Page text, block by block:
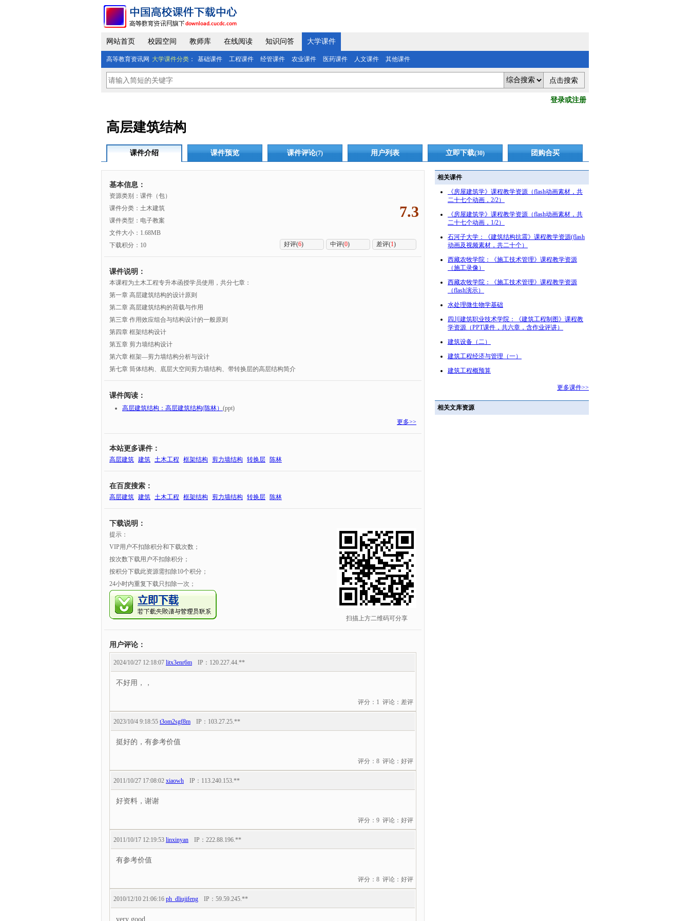
网站首页 校园空间 教师库 在线阅读 知识问答 大学课件
高等教育资讯网 大学课件分类 ： 基础课件 工程课件 经管课件 农业课件 医药课件 人文课件 其他课件
登录或注册
高层建筑结构
课件介绍 课件预览 课件评论(7) 用户列表 立即下载(30) 团购合买
7.3
基本信息：
资源类别：课件（包）
课件分类：土木建筑
课件类型：电子教案
文件大小：1.68MB
差评(1)
中评(0)
好评(6)
下载积分：10
课件说明：
本课程为土木工程专升本函授学员使用，共分七章：
第一章 高层建筑结构的设计原则
第二章 高层建筑结构的荷载与作用
第三章 作用效应组合与结构设计的一般原则
第四章 框架结构设计
第五章 剪力墙结构设计
第六章 框架—剪力墙结构分析与设计
第七章 筒体结构、底层大空间剪力墙结构、带转换层的高层结构简介
课件阅读：
高层建筑结构：高层建筑结构(陈林） (ppt)
更多>>
本站更多课件：
高层建筑 建筑 土木工程 框架结构 剪力墙结构 转换层 陈林
在百度搜索：
高层建筑 建筑 土木工程 框架结构 剪力墙结构 转换层 陈林
下载说明：
扫描上方二维码可分享
提示：
VIP用户不扣除积分和下载次数；
按次数下载用户不扣除积分；
按积分下载此资源需扣除10个积分；
24小时内重复下载只扣除一次；
用户评论：
2024/10/27 12:18:07 litx3enr6m IP： 120.227.44.**
不好用，，
评分：1 评论：差评
2023/10/4 9:18:55 t3om2sgf8m IP： 103.27.25.**
挺好的，有参考价值
评分：8 评论：好评
2011/10/27 17:08:02 xiaowh IP： 113.240.153.**
好资料，谢谢
评分：9 评论：好评
2011/10/17 12:19:53 linxinyan IP： 222.88.196.**
有参考价值
评分：8 评论：好评
2010/12/10 21:06:16 ph_dliujifeng IP： 59.59.245.**
very good
相关课件
《房屋建筑学》课程教学资源（flash动画素材，共
二十七个动画，2/2）
《房屋建筑学》课程教学资源（flash动画素材，共
二十七个动画，1/2）
石河子大学：《建筑结构抗震》课程教学资源(flash
动画及视频素材，共二十个）
西藏农牧学院：《施工技术管理》课程教学资源
（施工录像）
西藏农牧学院：《施工技术管理》课程教学资源
（flash演示）
水处理微生物学基础
四川建筑职业技术学院：《建筑工程制图》课程教
学资源（PPT课件，共六章，含作业评讲）
建筑设备（二）
建筑工程经济与管理（一）
建筑工程概预算
更多课件>>
相关文库资源